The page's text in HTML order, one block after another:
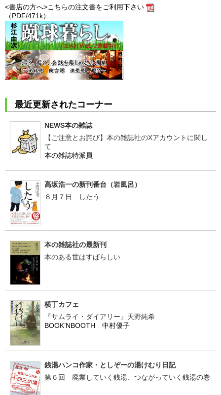
<書店の方へ>こちらの注文書をご利用下さい
（PDF/471k）
最近更新されたコーナー
NEWS本の雑誌
【ご注意とお詫び】本の雑誌社のXアカウントに関し
て
本の雑誌特派員
高坂浩一の新刊番台（岩風呂）
８月７日 したう
本の雑誌社の最新刊
本のある世はすばらしい
横丁カフェ
『サムライ・ダイアリー』天野純希
BOOK’NBOOTH 中村優子
銭湯ハンコ作家・としぞーの湯けむり日記
第６回 廃業していく銭湯、つながっていく銭湯の巻